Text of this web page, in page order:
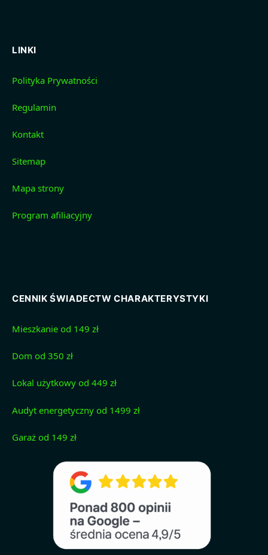
LINKI
Polityka Prywatności
Regulamin
Kontakt
Sitemap
Mapa strony
Program afiliacyjny
CENNIK ŚWIADECTW CHARAKTERYSTYKI
Mieszkanie od 149 zł
Dom od 350 zł
Lokal użytkowy od 449 zł
Audyt energetyczny od 1499 zł
Garaż od 149 zł